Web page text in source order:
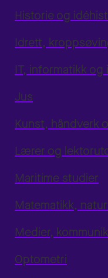
Historie og
Idrett,
IT, informatikk
Jus
Kunst, håndverk
Lærer og
Maritime studier
Matematikk,
Medier,
Optometri